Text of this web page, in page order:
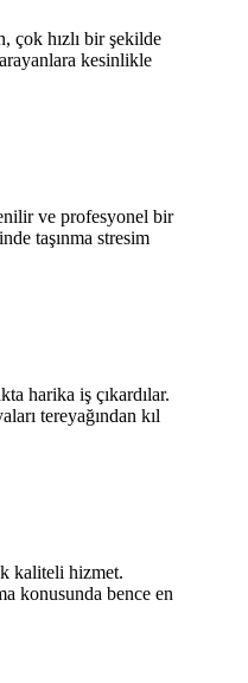
çok hızlı bir şekilde
kesinlikle
ve profesyonel bir
taşınma stresim
harika iş çıkardılar.
tereyağından kıl
kaliteli hizmet.
konusunda bence en